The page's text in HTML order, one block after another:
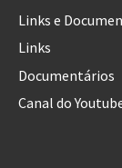
Links e
Links
Documentários
Canal do